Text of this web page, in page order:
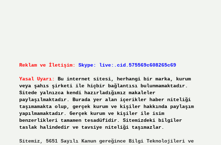
Reklam ve İletişim: Skype: live:.cid.575569c608265c69
Yasal Uyarı:
Bu internet sitesi, herhangi bir marka, kurum
veya şahıs şirketi ile hiçbir bağlantısı bulunmamaktadır.
Sitede yalnızca kendi hazırladığımız makaleler
paylaşılmaktadır. Burada yer alan içerikler haber niteliği
taşımamakta olup, gerçek kurum ve kişiler hakkında paylaşım
yapılmamaktadır. Gerçek kurum ve kişiler ile isim
benzerlikleri tamamen tesadüfidir. Sitemizdeki bilgiler
taslak halindedir ve tavsiye niteliği taşımazlar.
Sitemiz, 5651 Sayılı Kanun gereğince Bilgi Teknolojileri ve